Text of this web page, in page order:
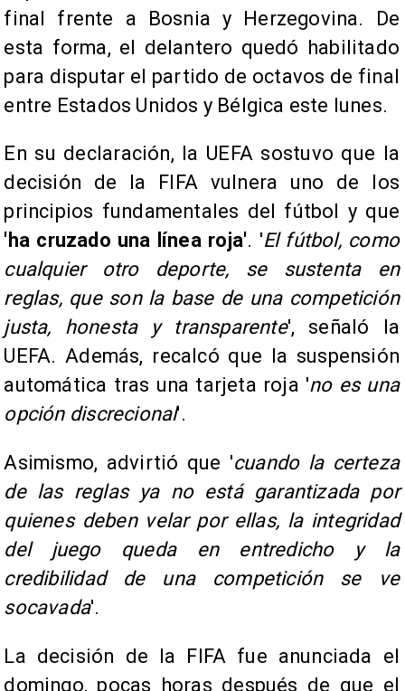
final frente a Bosnia y Herzegovina. De
esta forma, el delantero quedó habilitado
para disputar el partido de octavos de final
entre Estados Unidos y Bélgica este lunes.
En su declaración, la UEFA sostuvo que la
decisión de la FIFA vulnera uno de los
principios fundamentales del fútbol y que
'ha cruzado una línea roja'. 'El fútbol, como
cualquier otro deporte, se sustenta en
reglas, que son la base de una competición
justa, honesta y transparente', señaló la
UEFA. Además, recalcó que la suspensión
automática tras una tarjeta roja 'no es una
opción discrecional'.
Asimismo, advirtió que 'cuando la certeza
de las reglas ya no está garantizada por
quienes deben velar por ellas, la integridad
del juego queda en entredicho y la
credibilidad de una competición se ve
socavada'.
La decisión de la FIFA fue anunciada el
domingo, pocas horas después de que el